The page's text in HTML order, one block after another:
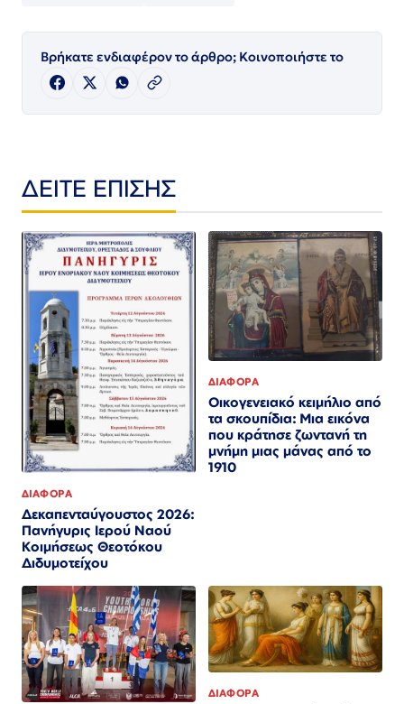
Βρήκατε ενδιαφέρον το άρθρο; Κοινοποιήστε το
ΔΕΙΤΕ ΕΠΙΣΗΣ
ΔΙΑΦΟΡΑ
Δεκαπενταύγουστος 2026:
Πανήγυρις Ιερού Ναού
Κοιμήσεως Θεοτόκου
Διδυμοτείχου
ΔΙΑΦΟΡΑ
Οικογενειακό κειμήλιο από
τα σκουπίδια: Μια εικόνα
που κράτησε ζωντανή τη
μνήμη μιας μάνας από το
1910
ΔΙΑΦΟΡΑ